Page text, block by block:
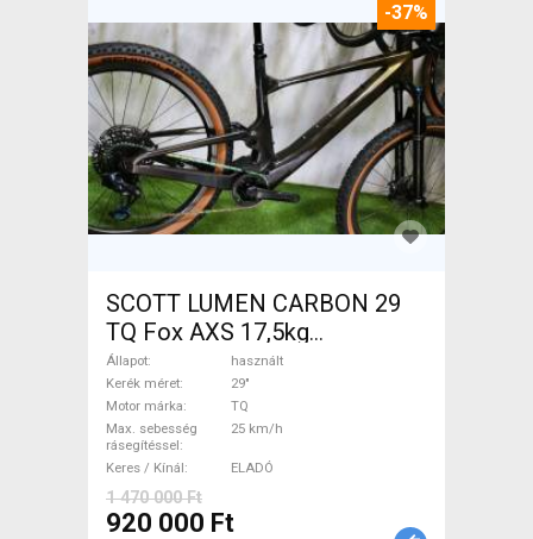
-37%
SCOTT LUMEN CARBON 29
TQ Fox AXS 17,5kg
Elektromos Mountain Bike
29" össztelós / fully TQ
használt ELADÓ
Állapot
használt
Kerék méret
29"
Motor márka
TQ
Max. sebesség
rásegítéssel
25 km/h
Keres / Kínál ELADÓ
1 470 000 Ft
920 000 Ft